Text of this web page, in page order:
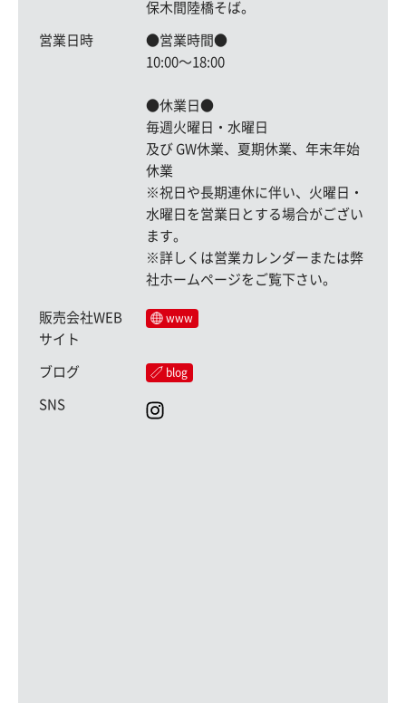
保木間陸橋そば。
営業日時
●営業時間●
10:00〜18:00
●休業日●
毎週火曜日・水曜日
及び GW休業、夏期休業、年末年始
休業
※祝日や長期連休に伴い、火曜日・
水曜日を営業日とする場合がござい
ます。
※詳しくは営業カレンダーまたは弊
社ホームページをご覧下さい。
販売会社WEB
サイト
www
ブログ blog
SNS